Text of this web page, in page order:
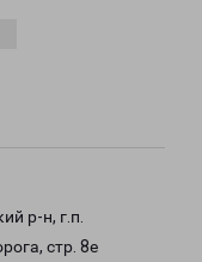
р-н, г.п.
стр. 8е